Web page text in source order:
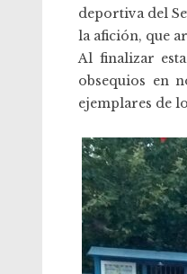
deportiva del
la afición, que
Al finalizar
obsequios en
ejemplares de